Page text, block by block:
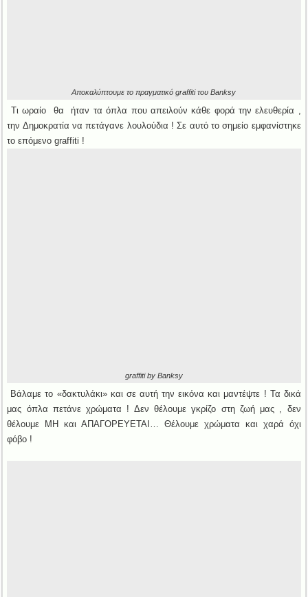
Αποκαλύπτουμε το πραγματικό graffiti του Banksy
Τι ωραίο θα ήταν τα όπλα που απειλούν κάθε φορά την ελευθερία ,
την Δημοκρατία να πετάγανε λουλούδια ! Σε αυτό το σημείο εμφανίστηκε
το επόμενο graffiti !
graffiti by Banksy
Βάλαμε το «δακτυλάκι» και σε αυτή την εικόνα και μαντέψτε ! Τα δικά
μας όπλα πετάνε χρώματα ! Δεν θέλουμε γκρίζο στη ζωή μας , δεν
θέλουμε ΜΗ και ΑΠΑΓΟΡΕΥΕΤΑΙ… Θέλουμε χρώματα και χαρά όχι
φόβο !